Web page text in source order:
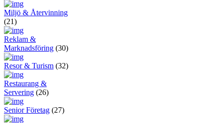
Miljö & Återvinning
(21)
Reklam &
Marknadsföring (30)
Resor & Turism (32)
Restaurang &
Servering (26)
Senior Företag (27)